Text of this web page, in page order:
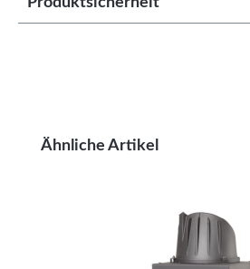
Produktgalerie überspringen
Ähnliche Artikel